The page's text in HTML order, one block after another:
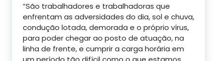
“São trabalhadores e trabalhadoras que
enfrentam as adversidades do dia, sol e chuva,
condução lotada, demorada e o próprio vírus,
para poder chegar ao posto de atuação, na
linha de frente, e cumprir a carga horária em